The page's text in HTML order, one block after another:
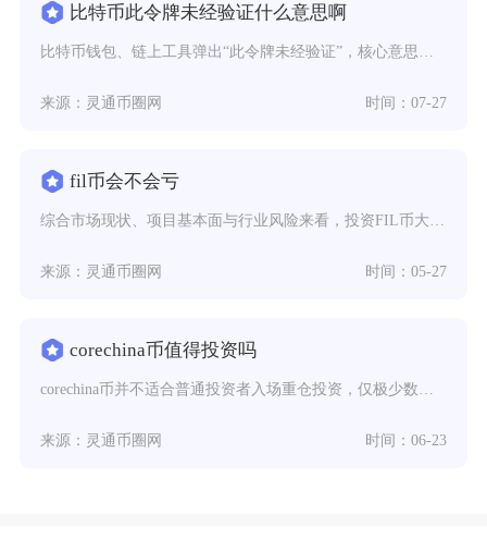
比特币此令牌未经验证什么意思啊
比特币钱包、链上工具弹出“此令牌未经验证”，核心意思是该代币未通过钱包、区块链浏览器、行情
来源：灵通币圈网 时间：07-27
fil币会不会亏
综合市场现状、项目基本面与行业风险来看，投资FIL币大概率存在亏损可能，短期投机亏损概率偏
来源：灵通币圈网 时间：05-27
corechina币值得投资吗
corechina币并不适合普通投资者入场重仓投资，仅极少数具备专业风控能力的资深交易者可
来源：灵通币圈网 时间：06-23